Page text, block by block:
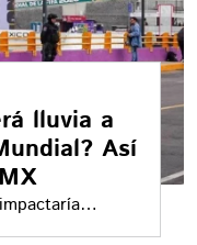
lluvia a
Así
durante la